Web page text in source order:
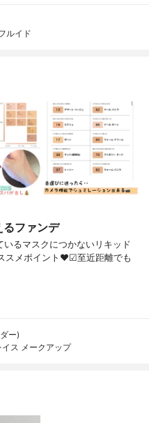
ルイド
るファンデ
るマスクにつかないリキッド
スメポイント❤︎☑︎至近距離でも
ー)
ス メークアップ